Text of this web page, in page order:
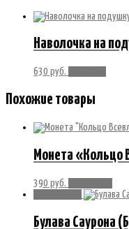
Наволочка на
630 руб.
Похожие товары
Монета «Кольцо
390 руб.
Булава Саурона